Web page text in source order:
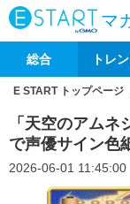
マ
総合 トレ
E START トップページ
「天空のアム
で声優サイン色
2026-06-01 11:45:00